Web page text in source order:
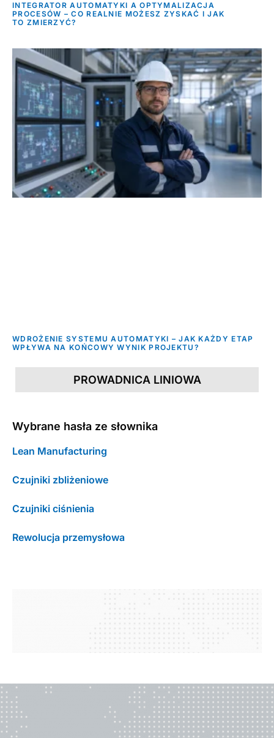
INTEGRATOR AUTOMATYKI A OPTYMALIZACJA
PROCESÓW – CO REALNIE MOŻESZ ZYSKAĆ I JAK
TO ZMIERZYĆ?
WDROŻENIE SYSTEMU AUTOMATYKI – JAK KAŻDY ETAP
WPŁYWA NA KOŃCOWY WYNIK PROJEKTU?
PROWADNICA LINIOWA
Wybrane hasła ze słownika
Lean Manufacturing
Czujniki zbliżeniowe
Czujniki ciśnienia
Rewolucja przemysłowa